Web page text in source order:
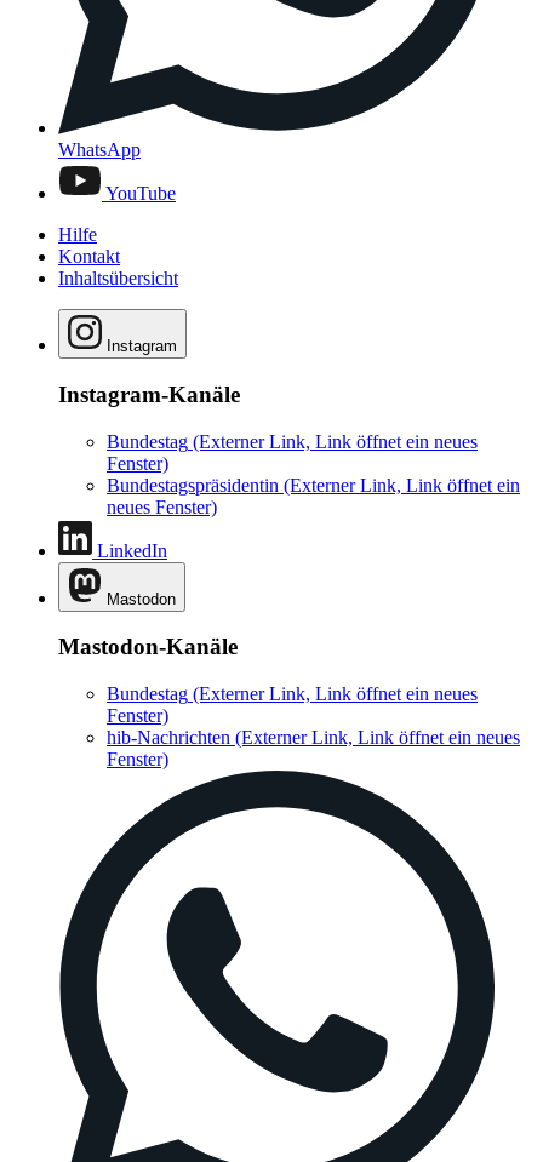
WhatsApp
YouTube
Hilfe
Kontakt
Inhaltsübersicht
Instagram
Instagram-Kanäle
Bundestag (Externer Link, Link öffnet ein neues
Fenster)
Bundestagspräsidentin (Externer Link, Link öffnet ein
neues Fenster)
LinkedIn
Mastodon
Mastodon-Kanäle
Bundestag (Externer Link, Link öffnet ein neues
Fenster)
hib-Nachrichten (Externer Link, Link öffnet ein neues
Fenster)